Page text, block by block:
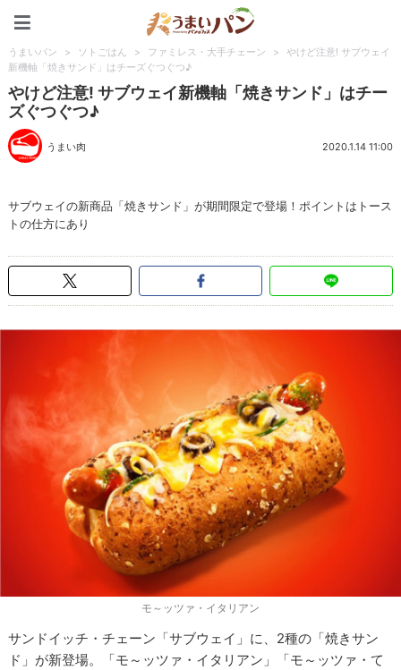
うまいパン > ソトごはん > ファミレス・大手チェーン >
やけど注意! サブウェイ
新機軸「焼きサンド」はチーズぐつぐつ♪
やけど注意! サブウェイ新機軸「焼きサンド」はチー
ズぐつぐつ♪
うまい肉 2020.1.14 11:00
サブウェイの新商品「焼きサンド」が期間限定で登場！ポイントはトース
トの仕方にあり
モ～ッツァ・イタリアン
サンドイッチ・チェーン「サブウェイ」に、2種の「焼きサン
ド」が新登場。「モ～ッツァ・イタリアン」「モ～ッツァ・て